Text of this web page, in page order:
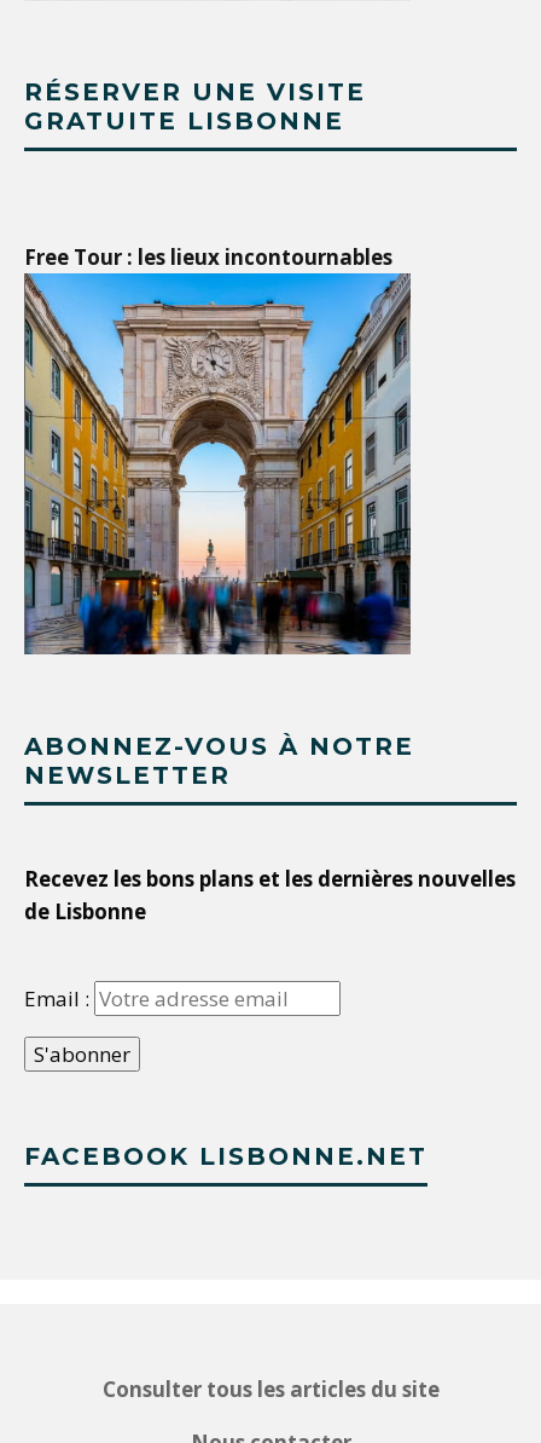
RÉSERVER UNE VISITE
GRATUITE LISBONNE
Free Tour : les lieux incontournables
ABONNEZ-VOUS À NOTRE
NEWSLETTER
Recevez les bons plans et les dernières nouvelles
de Lisbonne
Email :
FACEBOOK LISBONNE.NET
Consulter tous les articles du site